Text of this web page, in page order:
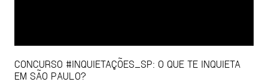
CONCURSO #INQUIETAÇÕES_SP: O QUE TE INQUIETA
EM SÃO PAULO?